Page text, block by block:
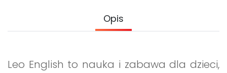
Opis
Leo English to nauka i zabawa dla dzieci,